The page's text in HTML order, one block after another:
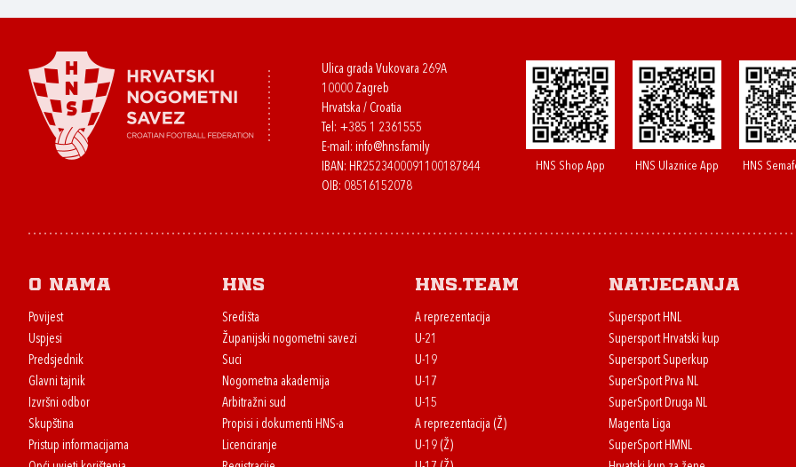
Ulica grada Vukovara 269A
10000 Zagreb
Hrvatska / Croatia
Tel: +385 1 2361555
E-mail: info@hns.family
IBAN: HR2523400091100187844
OIB: 08516152078
HNS Shop App HNS Ulaznice App HNS
O nama
Povijest
Uspjesi
Predsjednik
Glavni tajnik
Izvršni odbor
Skupština
Pristup informacijama
HNS
Središta
Županijski nogometni savezi
Suci
Nogometna akademija
Arbitražni sud
Propisi i dokumenti HNS-a
Licenciranje
HNS.team
A reprezentacija
U-21
U-19
U-17
U-15
A reprezentacija (Ž)
U-19 (Ž)
Natjecanja
Supersport HNL
Supersport Hrvatski kup
Supersport Superkup
SuperSport Prva NL
SuperSport Druga NL
Magenta Liga
SuperSport HMNL